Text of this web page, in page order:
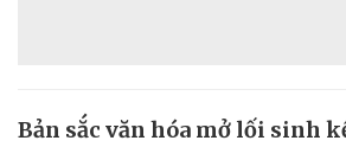
Bản sắc văn hóa mở lối sinh